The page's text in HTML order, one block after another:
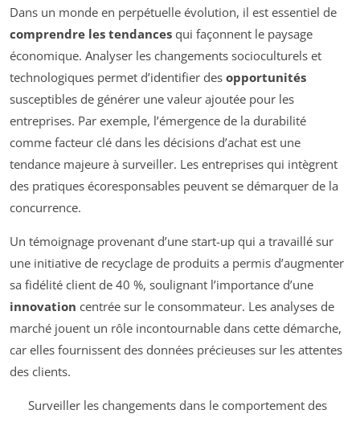
Dans un monde en perpétuelle évolution, il est essentiel de
comprendre les tendances qui façonnent le paysage
économique. Analyser les changements socioculturels et
technologiques permet d’identifier des opportunités
susceptibles de générer une valeur ajoutée pour les
entreprises. Par exemple, l’émergence de la durabilité
comme facteur clé dans les décisions d’achat est une
tendance majeure à surveiller. Les entreprises qui intègrent
des pratiques écoresponsables peuvent se démarquer de la
concurrence.
Un témoignage provenant d’une start-up qui a travaillé sur
une initiative de recyclage de produits a permis d’augmenter
sa fidélité client de 40 %, soulignant l’importance d’une
innovation centrée sur le consommateur. Les analyses de
marché jouent un rôle incontournable dans cette démarche,
car elles fournissent des données précieuses sur les attentes
des clients.
Surveiller les changements dans le comportement des